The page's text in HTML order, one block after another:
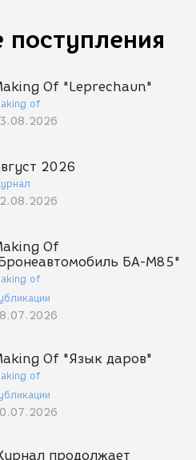
поступления
Of "Leprechaun"
of
2026
Of
БА-М85"
of
Of "Язык даров"
of
продолжает